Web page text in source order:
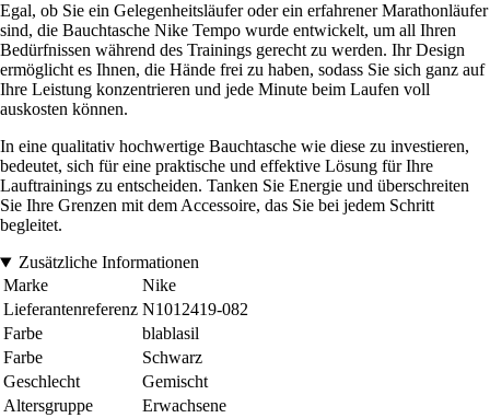
Egal, ob Sie ein Gelegenheitsläufer oder ein erfahrener Marathonläufer
sind, die Bauchtasche Nike Tempo wurde entwickelt, um all Ihren
Bedürfnissen während des Trainings gerecht zu werden. Ihr Design
ermöglicht es Ihnen, die Hände frei zu haben, sodass Sie sich ganz auf
Ihre Leistung konzentrieren und jede Minute beim Laufen voll
auskosten können.
In eine qualitativ hochwertige Bauchtasche wie diese zu investieren,
bedeutet, sich für eine praktische und effektive Lösung für Ihre
Lauftrainings zu entscheiden. Tanken Sie Energie und überschreiten
Sie Ihre Grenzen mit dem Accessoire, das Sie bei jedem Schritt
begleitet.
Zusätzliche Informationen
Marke
Nike
Lieferantenreferenz N1012419-082
Farbe
blablasil
Farbe
Schwarz
Geschlecht
Gemischt
Altersgruppe
Erwachsene